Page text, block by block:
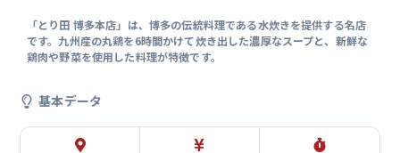
「とり田 博多本店」は、博多の伝統料理である水炊きを提供する名店
です。九州産の丸鶏を6時間かけて炊き出した濃厚なスープと、新鮮な
鶏肉や野菜を使用した料理が特徴です。
基本データ